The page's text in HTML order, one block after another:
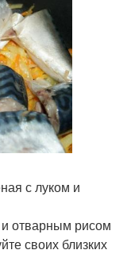
с луком и
отварным рисом
своих близких